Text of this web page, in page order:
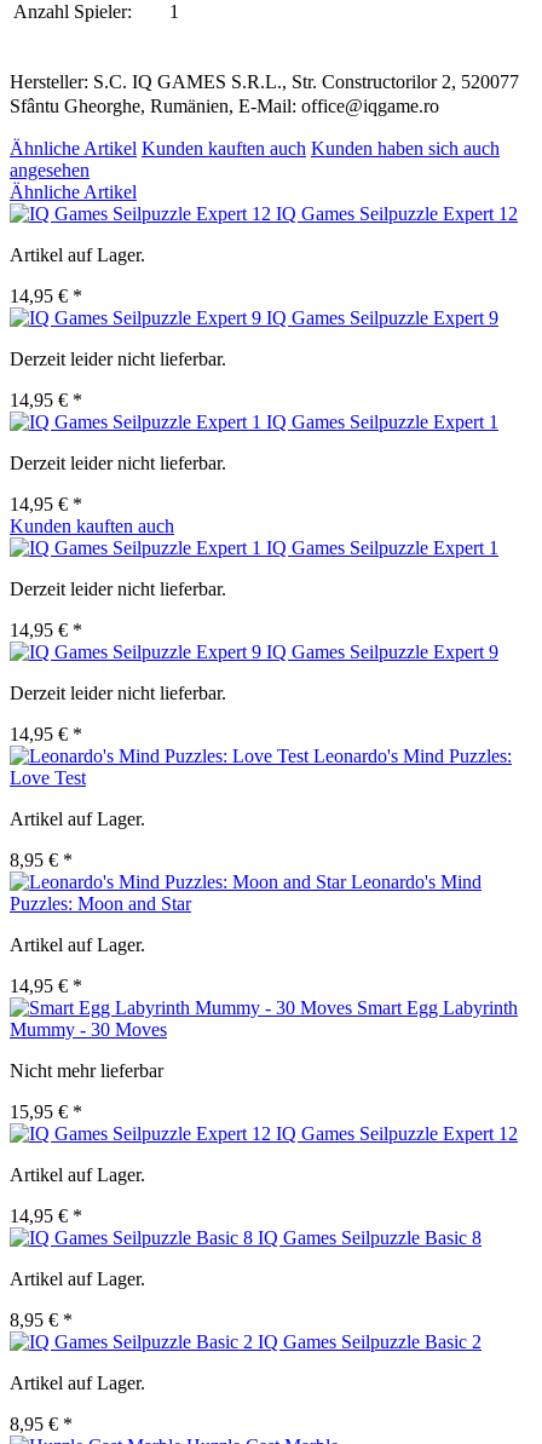
Anzahl Spieler:
1
Hersteller: S.C. IQ GAMES S.R.L., Str. Constructorilor 2, 520077
Sfântu Gheorghe, Rumänien, E-Mail: office@iqgame.ro
Ähnliche Artikel Kunden kauften auch Kunden haben sich auch
angesehen
Ähnliche Artikel
IQ Games Seilpuzzle Expert 12
Artikel auf Lager.
14,95 € *
IQ Games Seilpuzzle Expert 9
Derzeit leider nicht lieferbar.
14,95 € *
IQ Games Seilpuzzle Expert 1
Derzeit leider nicht lieferbar.
14,95 € *
Kunden kauften auch
IQ Games Seilpuzzle Expert 1
Derzeit leider nicht lieferbar.
14,95 € *
IQ Games Seilpuzzle Expert 9
Derzeit leider nicht lieferbar.
14,95 € *
Leonardo's Mind Puzzles:
Love Test
Artikel auf Lager.
8,95 € *
Leonardo's Mind
Puzzles: Moon and Star
Artikel auf Lager.
14,95 € *
Smart Egg Labyrinth
Mummy - 30 Moves
Nicht mehr lieferbar
15,95 € *
IQ Games Seilpuzzle Expert 12
Artikel auf Lager.
14,95 € *
IQ Games Seilpuzzle Basic 8
Artikel auf Lager.
8,95 € *
IQ Games Seilpuzzle Basic 2
Artikel auf Lager.
8,95 € *